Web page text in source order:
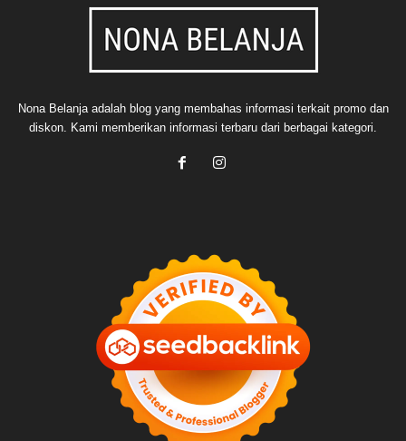
Nona Belanja adalah blog yang membahas informasi terkait promo dan
diskon. Kami memberikan informasi terbaru dari berbagai kategori.